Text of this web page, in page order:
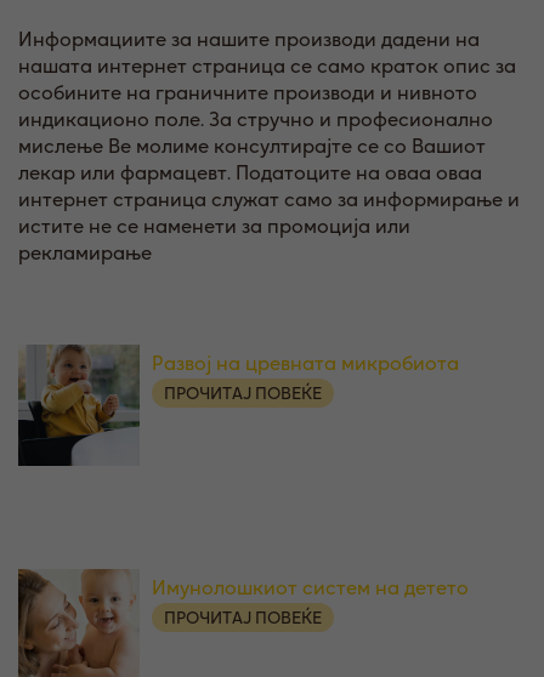
Информациите за нашите производи дадени на
нашата интернет страница се само краток опис за
особините на граничните производи и нивното
индикационо поле. За стручно и професионално
мислење Ве молиме консултирајте се со Вашиот
лекар или фармацевт. Податоците на оваа оваа
интернет страница служат само за информирање и
истите не се наменети за промоција или
рекламирање
Развој на цревната микробиота
ПРОЧИТАЈ ПОВЕЌЕ
Имунолошкиот систем на детето
ПРОЧИТАЈ ПОВЕЌЕ